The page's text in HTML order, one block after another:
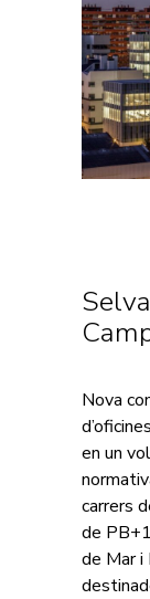
Nova
en un
carrers
de
de Mar